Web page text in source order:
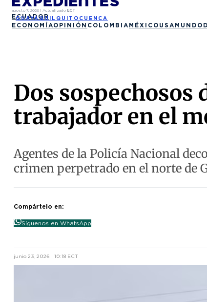
agosto 7, 2026 | Actualizado ECT
ECUADOR
GUAYAQUIL QUITO CUENCA
ECONOMÍAOPINIÓN COLOMBIA MÉXICO USA MUNDO
Dos sospechosos
trabajador en el
Agentes de la Policía Nacional
crimen perpetrado en el norte de
Compártelo en:
Síguenos en WhatsApp
junio 23, 2026 | 10:18 ECT